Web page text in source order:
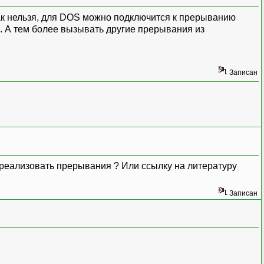
нельзя, для DOS можно подключится к прерыванию
тем более вызывать другие прерывания из
Записан
прерывания ? Или ссылку на литературу
Записан